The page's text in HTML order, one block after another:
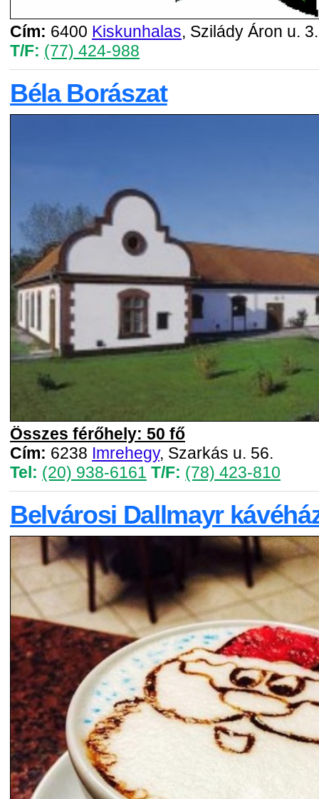
Cím: 6400 Kiskunhalas, Szilády Áron u. 3.
T/F: (77) 424-988
Béla Borászat
Összes férőhely: 50 fő
Cím: 6238 Imrehegy, Szarkás u. 56.
Tel: (20) 938-6161 T/F: (78) 423-810
Belvárosi Dallmayr